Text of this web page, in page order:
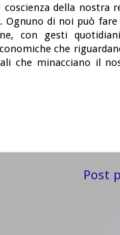
della nostra
di noi può fare
con gesti
che
che minacciano il
Post